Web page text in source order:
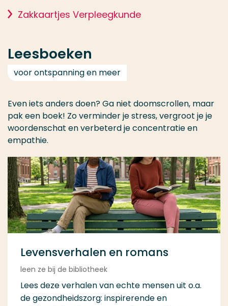
Zakkaartjes Verpleegkunde
Leesboeken
voor ontspanning en meer
Even iets anders doen? Ga niet doomscrollen, maar
pak een boek! Zo verminder je stress, vergroot je je
woordenschat en verbeterd je concentratie en
empathie.
Levensverhalen en romans
leen ze bij de bibliotheek
Lees deze verhalen van echte mensen uit o.a.
de gezondheidszorg: inspirerende en